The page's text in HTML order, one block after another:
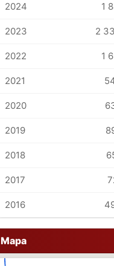
2024 1
2023 2
2022 1
2021
2020
2019
2018
2017
2016
Mapa